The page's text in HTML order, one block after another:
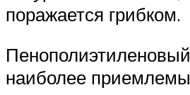
поражается грибком.
наиболее